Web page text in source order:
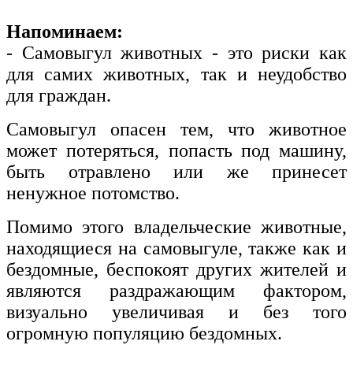
Напоминаем:
- Самовыгул животных - это риски как
для самих животных, так и неудобство
для граждан.
Самовыгул опасен тем, что животное
может потеряться, попасть под машину,
быть отравлено или же принесет
ненужное потомство.
Помимо этого владельческие животные,
находящиеся на самовыгуле, также как и
бездомные, беспокоят других жителей и
являются раздражающим фактором,
визуально увеличивая и без того
огромную популяцию бездомных.